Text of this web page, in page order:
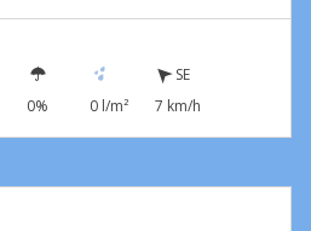
0% 0 l/m²
SE
7 km/h